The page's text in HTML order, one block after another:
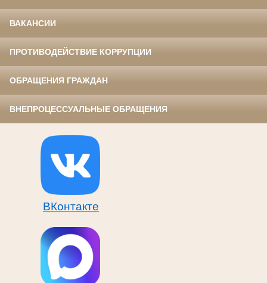
ВАКАНСИИ
ПРОТИВОДЕЙСТВИЕ КОРРУПЦИИ
ОБРАЩЕНИЯ ГРАЖДАН
ВНЕПРОЦЕССУАЛЬНЫЕ ОБРАЩЕНИЯ
ВКонтакте